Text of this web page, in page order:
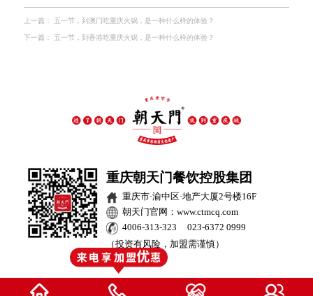
上一篇： 五一节，到澳门吃重庆火锅，是一种什么样的体验？
下一篇： 五一节，到香港吃重庆火锅，是一种什么样的体验？
重庆朝天门餐饮控股集团
重庆市·渝中区·地产大厦2号楼16F
朝天门官网：www.ctmcq.com
4006-313-323 023-6372 0999
（投资有风险，加盟需谨慎）